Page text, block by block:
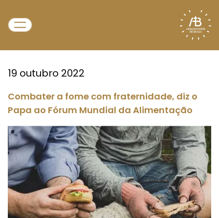
19 outubro 2022
Combater a fome com fraternidade, diz o
Papa ao Fórum Mundial da Alimentação